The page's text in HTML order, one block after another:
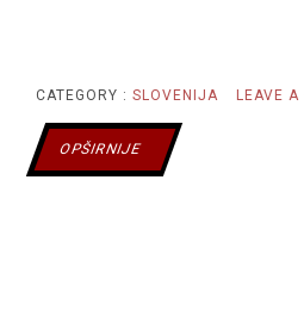
CATEGORY : SLOVENIJA LEAVE
OPŠIRNIJE